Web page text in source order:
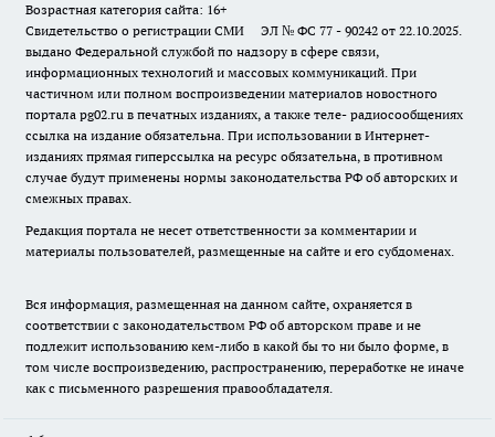
Возрастная категория сайта: 16+
Свидетельство о регистрации СМИ ЭЛ № ФС 77 - 90242 от 22.10.2025.
выдано Федеральной службой по надзору в сфере связи,
информационных технологий и массовых коммуникаций. При
частичном или полном воспроизведении материалов новостного
портала pg02.ru в печатных изданиях, а также теле- радиосообщениях
ссылка на издание обязательна. При использовании в Интернет-
изданиях прямая гиперссылка на ресурс обязательна, в противном
случае будут применены нормы законодательства РФ об авторских и
смежных правах.
Редакция портала не несет ответственности за комментарии и
материалы пользователей, размещенные на сайте и его субдоменах.
Вся информация, размещенная на данном сайте, охраняется в
соответствии с законодательством РФ об авторском праве и не
подлежит использованию кем-либо в какой бы то ни было форме, в
том числе воспроизведению, распространению, переработке не иначе
как с письменного разрешения правообладателя.